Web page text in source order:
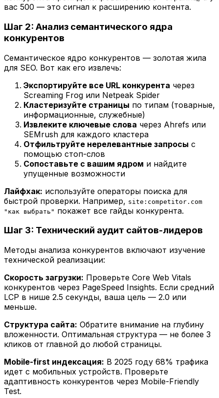
вас 500 — это сигнал к расширению контента.
Шаг 2: Анализ семантического ядра
конкурентов
Семантическое ядро конкурентов — золотая жила
для SEO. Вот как его извлечь:
Экспортируйте все URL конкурента через
Screaming Frog или Netpeak Spider
Кластеризуйте страницы по типам (товарные,
информационные, служебные)
Извлеките ключевые слова через Ahrefs или
SEMrush для каждого кластера
Отфильтруйте нерелевантные запросы с
помощью стоп-слов
Сопоставьте с вашим ядром и найдите
упущенные возможности
Лайфхак: используйте операторы поиска для
быстрой проверки. Например, site:competitor.com
"как выбрать" покажет все гайды конкурента.
Шаг 3: Технический аудит сайтов-лидеров
Методы анализа конкурентов включают изучение
технической реализации:
Скорость загрузки: Проверьте Core Web Vitals
конкурентов через PageSpeed Insights. Если средний
LCP в нише 2.5 секунды, ваша цель — 2.0 или
меньше.
Структура сайта: Обратите внимание на глубину
вложенности. Оптимальная структура — не более 3
кликов от главной до любой страницы.
Mobile-first индексация: В 2025 году 68% трафика
идет с мобильных устройств. Проверьте
адаптивность конкурентов через Mobile-Friendly
Test.